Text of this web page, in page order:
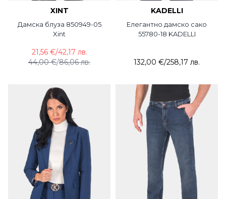
XINT
Дамска блуза 850949-05
Xint
44,00 €/86,06 лв.
21,56 €/42,17 лв.
KADELLI
Елегантно дамско сако
55780-18 KADELLI
132,00 €/258,17 лв.